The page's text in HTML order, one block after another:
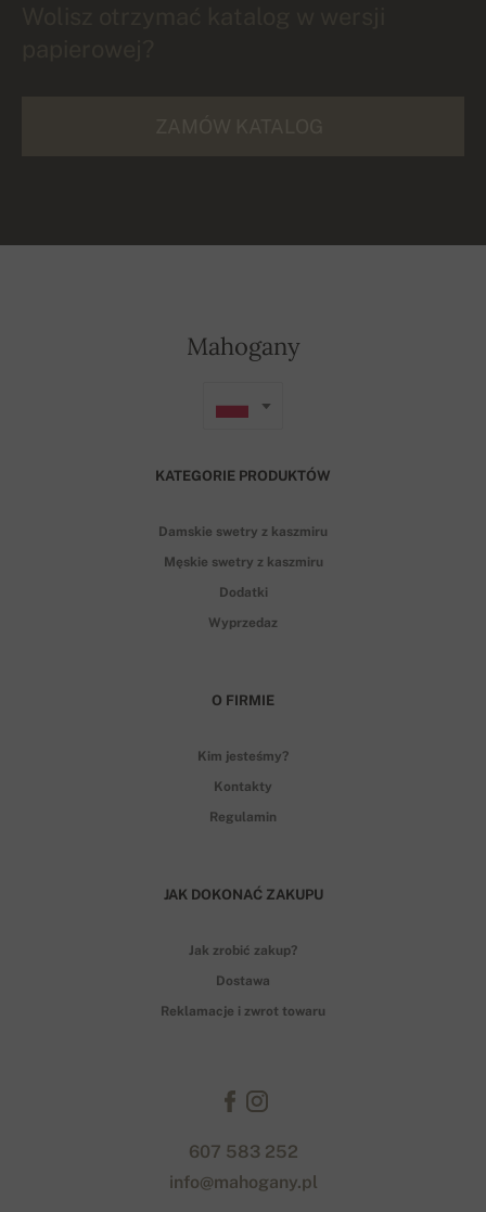
Mahogany
KATEGORIE PRODUKTÓW
Damskie swetry z kaszmiru
Męskie swetry z kaszmiru
Dodatki
Wyprzedaz
O FIRMIE
Kim jesteśmy?
Kontakty
Regulamin
JAK DOKONAĆ ZAKUPU
Jak zrobić zakup?
Dostawa
Reklamacje i zwrot towaru
607 583 252
info@mahogany.pl